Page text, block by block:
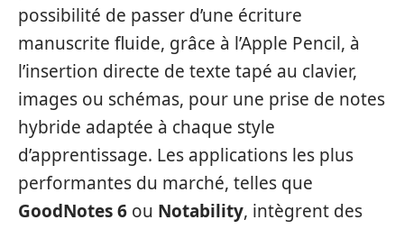
possibilité de passer d’une écriture
manuscrite fluide, grâce à l’Apple Pencil, à
l’insertion directe de texte tapé au clavier,
images ou schémas, pour une prise de notes
hybride adaptée à chaque style
d’apprentissage. Les applications les plus
performantes du marché, telles que
GoodNotes 6 ou Notability, intègrent des